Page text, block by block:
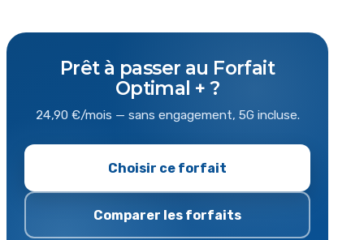
Prêt à passer au Forfait
Optimal + ?
24,90 €/mois — sans engagement, 5G incluse.
Choisir ce forfait
Comparer les forfaits